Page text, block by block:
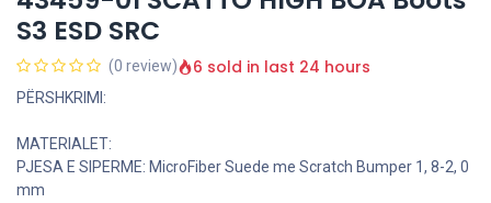
S3 ESD SRC
(0 review) 6 sold in last 24 hours
PËRSHKRIMI:
MATERIALET:
PJESA E SIPERME: MicroFiber Suede me Scratch Bumper 1, 8-2, 0
mm